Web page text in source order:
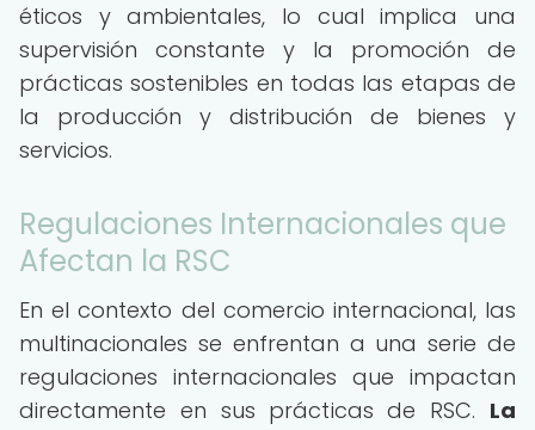
éticos y ambientales, lo cual implica una
supervisión constante y la promoción de
prácticas sostenibles en todas las etapas de
la producción y distribución de bienes y
servicios.
Regulaciones Internacionales que
Afectan la RSC
En el contexto del comercio internacional, las
multinacionales se enfrentan a una serie de
regulaciones internacionales que impactan
directamente en sus prácticas de RSC. La